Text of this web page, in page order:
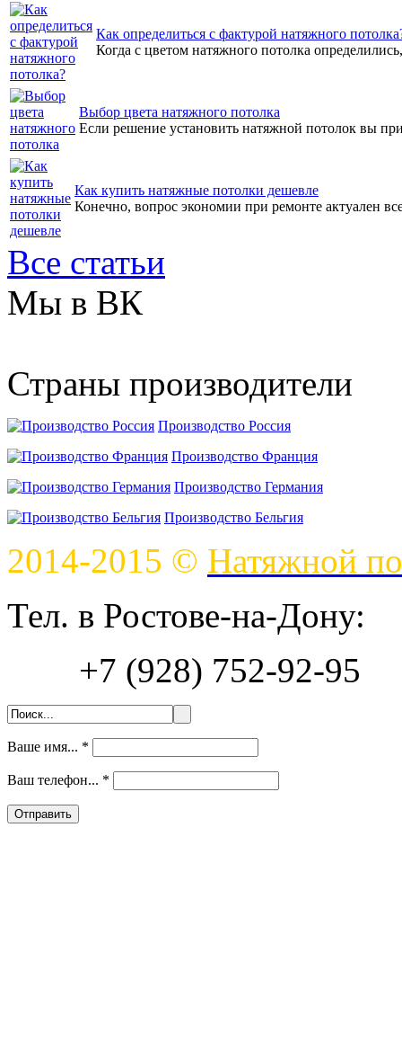
Как определиться с фактурой натяжного
Когда с цветом натяжного потолка
Выбор цвета натяжного потолка
Если решение установить натяжной потолок вы
Как купить натяжные потолки дешевле
Конечно, вопрос экономии при ремонте актуален
Все статьи
Мы в ВК
Страны производители
Производство Россия
Производство Франция
Производство Германия
Производство Бельгия
2014-2015 © Натяжной
Тел. в Ростове-на-Дону:
+7 (928) 752-92-95
Ваше имя... *
Ваш телефон... *